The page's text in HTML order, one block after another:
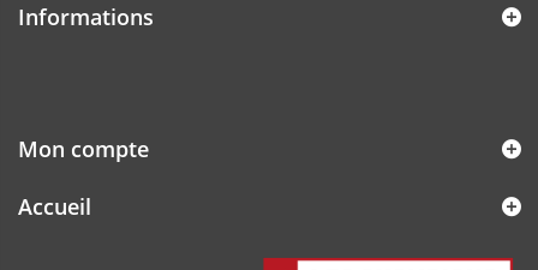
Informations
Mon compte
Accueil